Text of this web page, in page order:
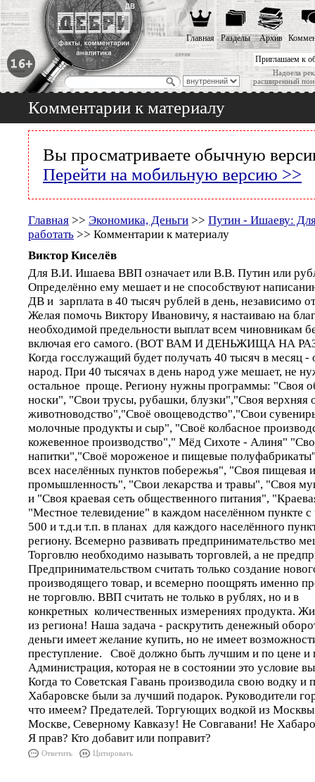
Приглашаем к
Надоела
расширенный
Главная Разделы Архив
Комментарии к материалу
Вы просматриваете обычную
Перейти на мобильную версию >>
Главная >> Экономика, Деньги >> Путин - Ишаеву:
работать >> Комментарии к материалу
Виктор Киселёв
Для В.И. Ишаева ВВП означает или В.В. Путин или
Определённо ему мешает и не способствуют
ДВ и зарплата в 40 тысяч рублей в день, независимо
Желая помочь Виктору Ивановичу, я настаиваю на
необходимой предельности выплат всем чиновникам
включая его самого. (ВОТ ВАМ И ДЕНЬЖИЩА НА
Когда госслужащий будет получать 40 тысяч в месяц
народ. При 40 тысячах в день народ уже мешает, не
остальное проще. Региону нужны программы: "Своя
носки", "Свои трусы, рубашки, блузки","Своя
животноводство","Своё овощеводство","Свои
молочные продукты и сыр", "Своё колбасное
кожевенное производство"," Мёд Сихоте - Алиня"
напитки","Своё мороженое и пищевые
всех населённых пунктов побережья", "Своя пищевая
промышленность", "Свои лекарства и травы", "Своя
и "Своя краевая сеть общественного питания",
"Местное телевидение" в каждом населённом пункте
500 и т.д.и т.п. в планах для каждого населённого
региону. Всемерно развивать предпринимательство
Торговлю необходимо называть торговлей, а не
Предпринимательством считать только создание
производящего товар, и всемерно поощрять именно
не торговлю. ВВП считать не только в рублях, но и в
конкретных количественных измерениях продукта.
из региона! Наша задача - раскрутить денежный
деньги имеет желание купить, но не имеет
преступление. Своё должно быть лучшим и по цене и
Администрация, которая не в состоянии это условие
Когда то Советская Гавань производила свою водку и
Хабаровске были за лучший подарок. Руководители
что имеем? Предателей. Торгующих водкой из
Москве, Северному Кавказу! Не Совгавани! Не
Я прав? Кто добавит или поправит?
Ответить Цитировать